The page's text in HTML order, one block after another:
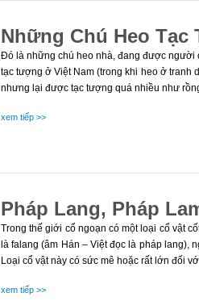
Những Chú Heo Tạc
Đó là những chú heo nhà, đang được người
tạc tượng ở Việt Nam (trong khi heo ở tranh
nhưng lại được tạc tượng quá nhiều như
xem tiếp >>
Pháp Lang, Pháp
Trong thế giới cổ ngoạn có một loại cổ vật
là falang (âm Hán – Việt đọc là pháp lang),
Loại cổ vật này có sức mê hoặc rất lớn đối
Nhật – Việt cho những ai quan tâm đến loại
xem tiếp >>